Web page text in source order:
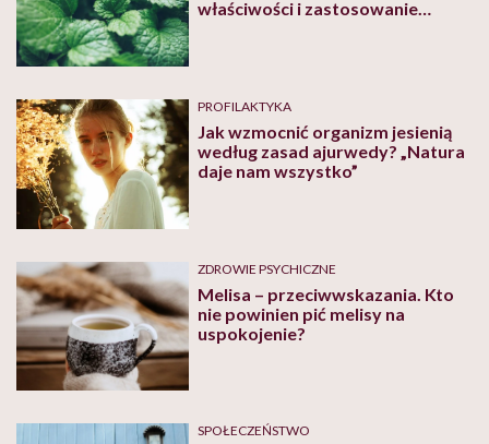
właściwości i zastosowanie
PROFILAKTYKA
Jak wzmocnić organizm jesienią
według zasad ajurwedy? „Natura
daje nam wszystko”
ZDROWIE PSYCHICZNE
Melisa – przeciwwskazania. Kto
nie powinien pić melisy na
uspokojenie?
SPOŁECZEŃSTWO